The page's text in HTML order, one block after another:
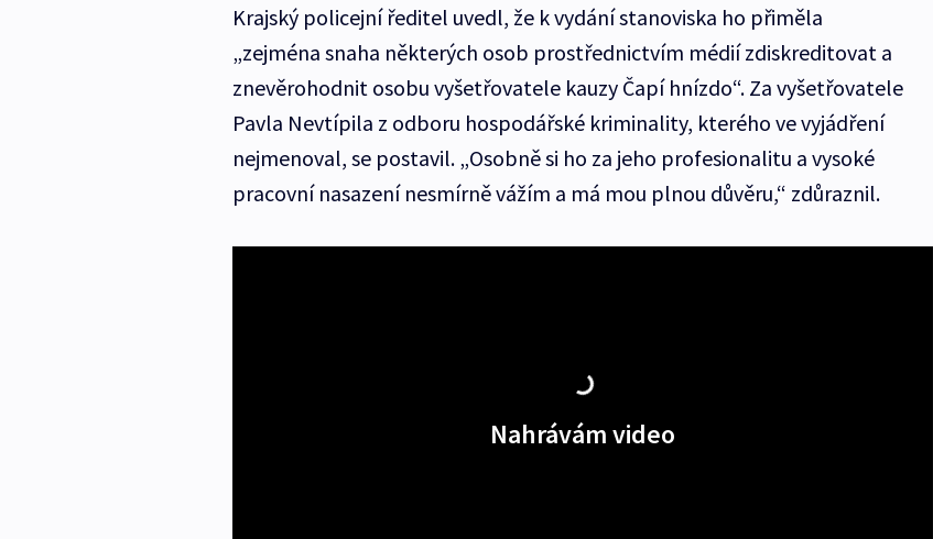
Krajský policejní ředitel uvedl, že k vydání stanoviska ho přiměla
„zejména snaha některých osob prostřednictvím médií zdiskreditovat a
znevěrohodnit osobu vyšetřovatele kauzy Čapí hnízdo“. Za vyšetřovatele
Pavla Nevtípila z odboru hospodářské kriminality, kterého ve vyjádření
nejmenoval, se postavil. „Osobně si ho za jeho profesionalitu a vysoké
pracovní nasazení nesmírně vážím a má mou plnou důvěru,“ zdůraznil.
Nahrávám video